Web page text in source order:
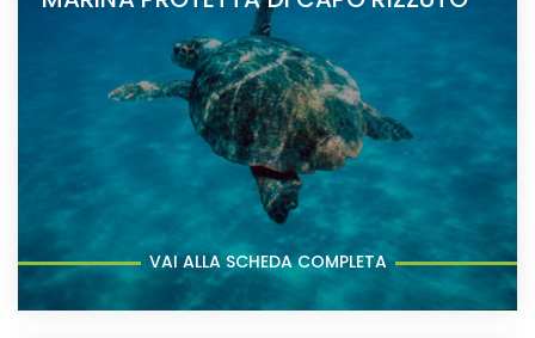
VAI ALLA SCHEDA COMPLETA